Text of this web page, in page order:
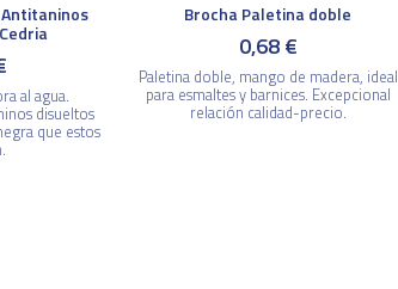
al agua.
disueltos
que estos
Brocha Paletina doble
0,68 €
Paletina doble, mango de madera, ideal
para esmaltes y barnices. Excepcional
relación calidad-precio.